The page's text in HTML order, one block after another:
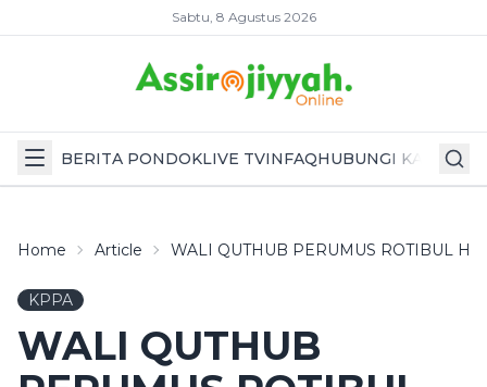
Sabtu, 8 Agustus 2026
BERITA PONDOKLIVE TVINFAQHUBUNGI KAMI
Home Article WALI QUTHUB PERUMUS ROTIBUL
KPPA
WALI QUTHUB